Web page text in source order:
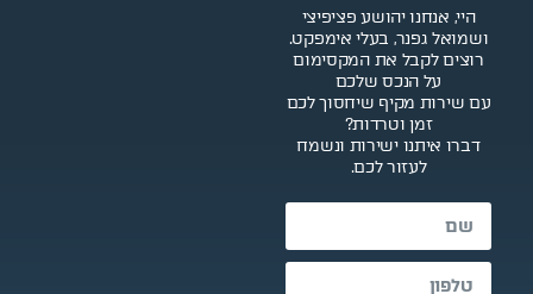
היי, אנחנו יהושע פציפיצי
ושמואל גפנר, בעלי אימפקט.
רוצים לקבל את המקסימום
על הנכס שלכם
עם שירות מקיף שיחסוך לכם
זמן וטרדות?
דברו איתנו ישירות ונשמח
לעזור לכם.